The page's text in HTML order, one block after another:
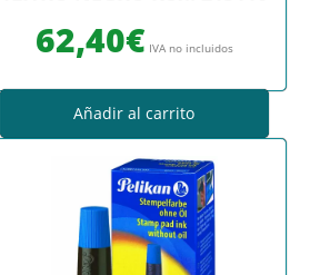
62,40€ IVA no incluidos
Añadir al carrito